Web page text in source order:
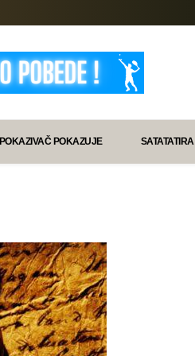
POKAZIVAČ POKAZUJE SATATATIRA